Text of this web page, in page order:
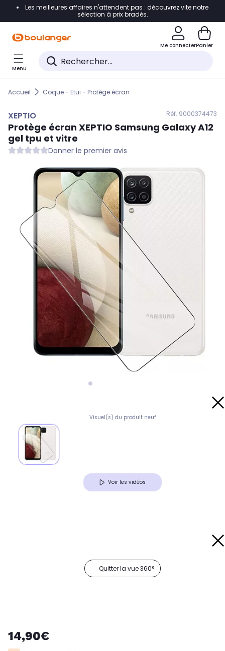
Accéder directement à la navigation
Accéder directement au pied de page
Accéder directement au chatbot
Les meilleures affaires n'attendent pas : découvrez vite notre
sélection à prix bradés.
Me connecterPanier
Menu
Accueil Coque - Etui - Protège écran
XEPTIO Réf. 9000374473
Protège écran XEPTIO Samsung Galaxy A12
gel tpu et vitre
Donner le premier avis
Visuel(s) du produit neuf
Voir les vidéos
Quitter la vue 360°
14,90€